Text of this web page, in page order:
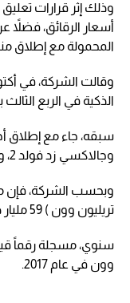
وذلك إثر قرارات
أسعار الرقائق، فضلاً
المحمولة مع إطلاق
وقالت الشركة، في
الذكية في الربع الثالث بنسبة 50 % تقريباً،
وجالاكسي زد فولد 2، وغيرها.
تريليون وون ) 59 مليار دولار، بزيادة 8% على أساس
وون في عام 2017.